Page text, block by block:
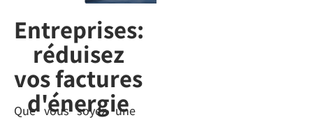
Entreprises:
réduisez
vos factures
d'énergie
Que vous soyez une